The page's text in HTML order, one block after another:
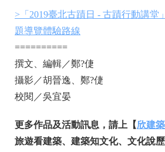
> 「2019臺北古蹟日 - 古蹟行動講堂
題導覽體驗路線
==========
撰文、編輯／鄭?倢
攝影／胡晉逸、鄭?倢
校閱／吳宜晏
更多作品及活動訊息，請上【欣建
旅遊看建築、建築知文化、文化說